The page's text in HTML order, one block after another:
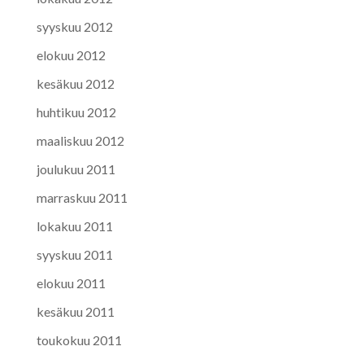
syyskuu 2012
elokuu 2012
kesäkuu 2012
huhtikuu 2012
maaliskuu 2012
joulukuu 2011
marraskuu 2011
lokakuu 2011
syyskuu 2011
elokuu 2011
kesäkuu 2011
toukokuu 2011